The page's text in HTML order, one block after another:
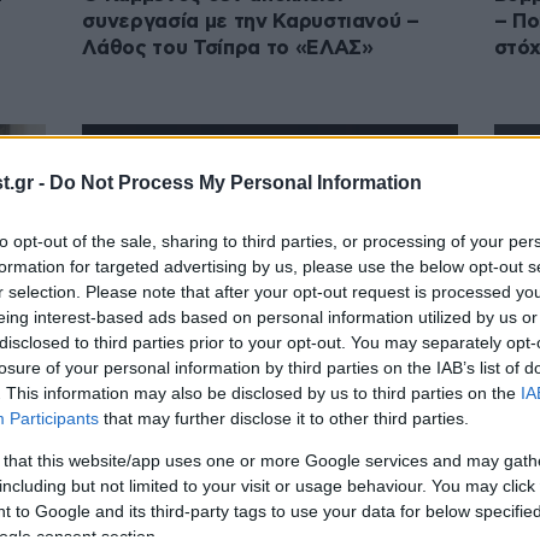
- Do Not Process My Personal Information
opt-out of the sale, sharing to third parties, or processing of your
for targeted advertising by us, please use the below opt-out
selection. Please note that after your opt-out request is processed
interest-based ads based on personal information utilized by us
to third parties prior to your opt-out. You may separately
of your personal information by third parties on the IAB’s list of
This information may also be disclosed by us to third parties on the
Participants that may further disclose it to other third parties.
that this website/app uses one or more Google services and may
but not limited to your visit or usage behaviour. You may
to Google and its third-party tags to use your data for below
συνεργασία με την Καρυστιανού –
Λάθος του Τσίπρα το «ΕΛΑΣ»
–
29·05·2026 22:47
Σαμαράς για Νίκο Ταγαρά: Σήμερα
ένας μαχητής
Το
Δύο
στο
| Το
με